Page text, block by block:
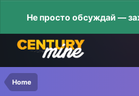
Не просто обсуждай —
Home